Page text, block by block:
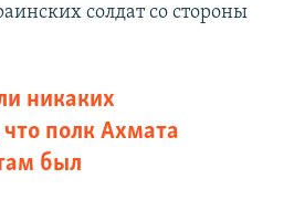
солдат со стороны
никаких
полк Ахмата
был